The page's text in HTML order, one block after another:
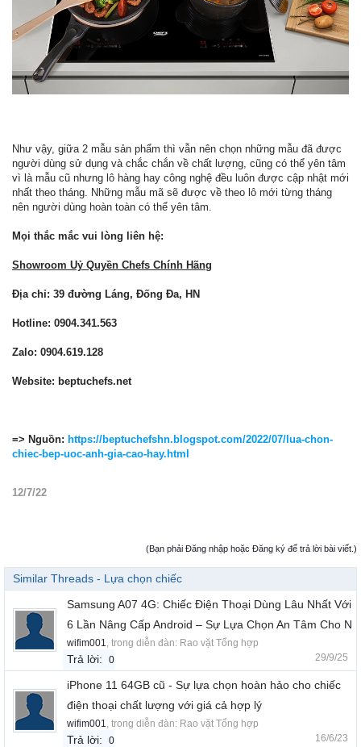
Như vậy, giữa 2 mẫu sản phẩm thì vẫn nên chọn những mẫu đã được
người dùng sử dụng và chắc chắn về chất lượng, cũng có thể yên tâm
vì là mẫu cũ nhưng lô hàng hay công nghệ đều luôn được cập nhật mới
nhất theo tháng. Những mẫu mã sẽ được về theo lô mới từng tháng
nên người dùng hoàn toàn có thể yên tâm.
Mọi thắc mắc vui lòng liên hệ:
Showroom Uỷ Quyền Chefs Chính Hãng
Địa chỉ: 39 đường Láng, Đống Đa, HN
Hotline: 0904.341.563
Zalo: 0904.619.128
Website: beptuchefs.net
=> Nguồn: https://beptuchefshn.blogspot.com/2022/07/lua-chon-
chiec-bep-uoc-anh-gia-cao-hay.html
12/7/22
(Bạn phải Đăng nhập hoặc Đăng ký để trả lời bài viết.)
Similar Threads - Lựa chọn chiếc
Samsung A07 4G: Chiếc Điện Thoại Dùng Lâu Nhất Với
6 Lần Nâng Cấp Android – Sự Lựa Chọn An Tâm Cho N
wifim001 , trong diễn đàn: Rao vặt Tổng hợp
Trả lời: 0 29/9/25
iPhone 11 64GB cũ - Sự lựa chọn hoàn hảo cho chiếc
điện thoại chất lượng với giá cả hợp lý
wifim001 , trong diễn đàn: Rao vặt Tổng hợp
Trả lời: 0 16/6/23